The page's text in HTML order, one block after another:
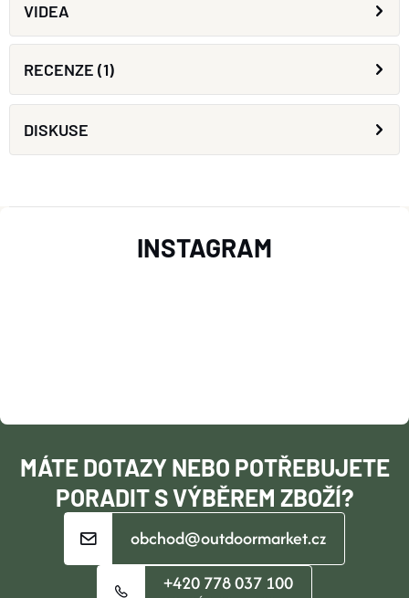
VIDEA
RECENZE (1)
DISKUSE
T
MÁTE DOTAZY NEBO POTŘEBUJETE
PORADIT S VÝBĚREM ZBOŽÍ?
obchod@outdoormarket.cz
+420 778 037 100
INSTAGRAM